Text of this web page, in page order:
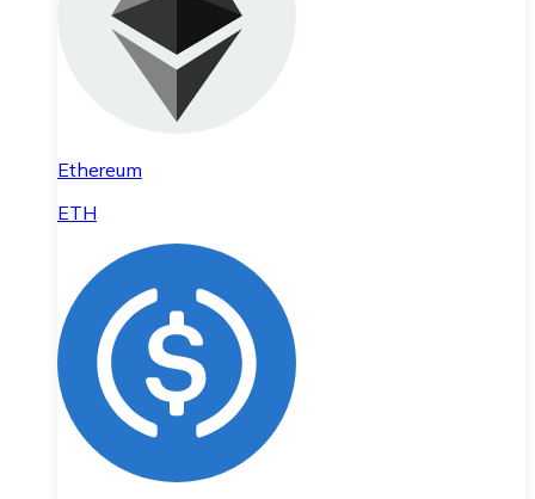
Ethereum
ETH